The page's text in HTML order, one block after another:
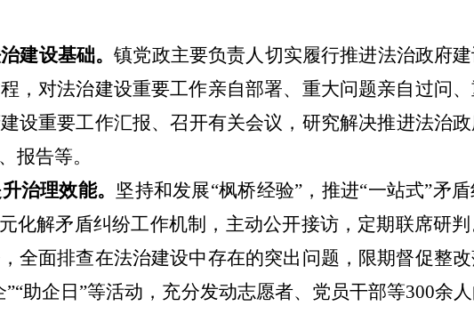
建设基础。镇党政主要负责人切实履行推进法治政府
，对法治建设重要工作亲自部署、重大问题亲自过问
设重要工作汇报、召开有关会议，研究解决推进法治
报告等。
治理效能。 坚持和发展“枫桥经验”，推进“一站式”矛
化解矛盾纠纷工作机制，主动公开接访，定期联席研判
全面排查在法治建设中存在的突出问题，限期督促整
助企日”等活动，充分发动志愿者、 党员干部等300余人